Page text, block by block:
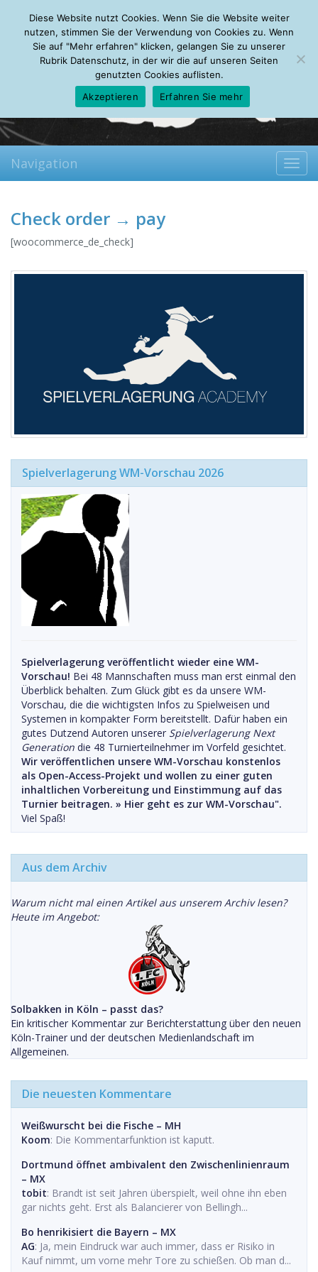
Monday, 10.08.2026
Mein Account
About Autoren Leseempfehlungen FAQ
Navigation
Check order → pay
[woocommerce_de_check]
Spielverlagerung WM-Vorschau 2026
Spielverlagerung veröffentlicht wieder eine WM-
Vorschau! Bei 48 Mannschaften muss man erst einmal den
Überblick behalten. Zum Glück gibt es da unsere WM-
Vorschau, die die wichtigsten Infos zu Spielweisen und
Systemen in kompakter Form bereitstellt. Dafür haben ein
gutes Dutzend Autoren unserer Spielverlagerung Next
Generation die 48 Turnierteilnehmer im Vorfeld gesichtet.
Wir veröffentlichen unsere WM-Vorschau konstenlos
als Open-Access-Projekt und wollen zu einer guten
inhaltlichen Vorbereitung und Einstimmung auf das
Turnier beitragen. » Hier geht es zur WM-Vorschau".
Viel Spaß!
Aus dem Archiv
Warum nicht mal einen Artikel aus unserem Archiv lesen?
Heute im Angebot:
Solbakken in Köln – passt das?
Ein kritischer Kommentar zur Berichterstattung über den neuen
Köln-Trainer und der deutschen Medienlandschaft im
Allgemeinen.
Die neuesten Kommentare
Weißwurscht bei die Fische – MH
Koom: Die Kommentarfunktion ist kaputt.
Dortmund öffnet ambivalent den Zwischenlinienraum
– MX
tobit: Brandt ist seit Jahren überspielt, weil ohne ihn eben
gar nichts geht. Erst als Balancierer von Bellingh...
Bo henrikisiert die Bayern – MX
AG: Ja, mein Eindruck war auch immer, dass er Risiko in
Kauf nimmt, um vorne mehr Tore zu schießen. Ob man d...
Diese Website nutzt Cookies. Wenn Sie die Website weiter
nutzen, stimmen Sie der Verwendung von Cookies zu. Wenn
Sie auf "Mehr erfahren" klicken, gelangen Sie zu unserer
Rubrik Datenschutz, in der wir die auf unseren Seiten
genutzten Cookies auflisten.
Akzeptieren
Erfahren Sie mehr